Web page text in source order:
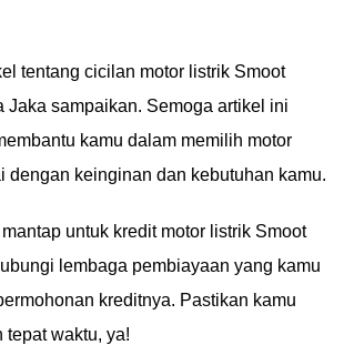
tentang cicilan motor listrik Smoot
Jaka sampaikan. Semoga artikel ini
kamu dalam memilih motor
dengan keinginan dan kebutuhan kamu.
untuk kredit motor listrik Smoot
lembaga pembiayaan yang kamu
kreditnya. Pastikan kamu
tepat waktu, ya!